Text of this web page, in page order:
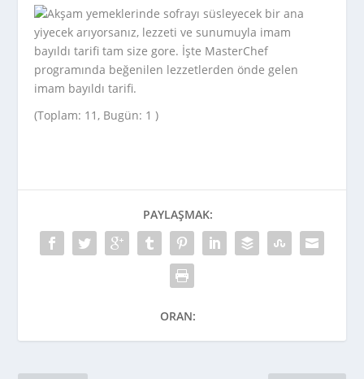
Akşam yemeklerinde sofrayı süsleyecek bir ana
yiyecek arıyorsanız, lezzeti ve sunumuyla imam
bayıldı tarifi tam size gore. İşte MasterChef
programında beğenilen lezzetlerden önde gelen
imam bayıldı tarifi.
(Toplam: 11, Bugün: 1 )
PAYLAŞMAK:
ORAN: